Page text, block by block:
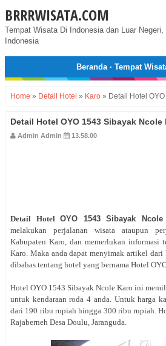
BRRRWISATA.COM
Tempat Wisata Di Indonesia dan Luar
Indonesia
Beranda· Tempat
Home » Detail Hotel » Karo » Detail Hotel
Detail Hotel OYO 1543 Sibayak Ncole
Admin Admin 13.58.00
Detail HotelOYO 1543 Sibayak
melakukan perjalanan wisata ataupun
Kabupaten Karo, dan memerlukan informasi
Karo. Maka anda dapat menyimak artikel
dibahas tentang hotel yang bernama Hotel
Hotel OYO 1543 Sibayak Ncole Karo ini
untuk kendaraan roda 4 anda. Untuk harga
dari 190 ribu rupiah hingga 300 ribu rupiah.
Rajaberneh Desa Doulu, Jaranguda.